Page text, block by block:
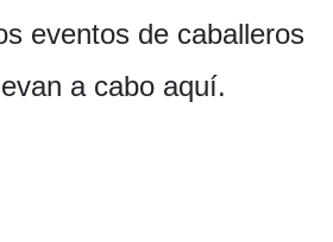
eventos de caballeros
a cabo aquí.